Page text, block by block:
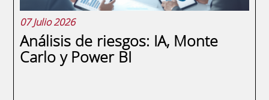
07 Julio 2026
Análisis de riesgos: IA, Monte
Carlo y Power BI